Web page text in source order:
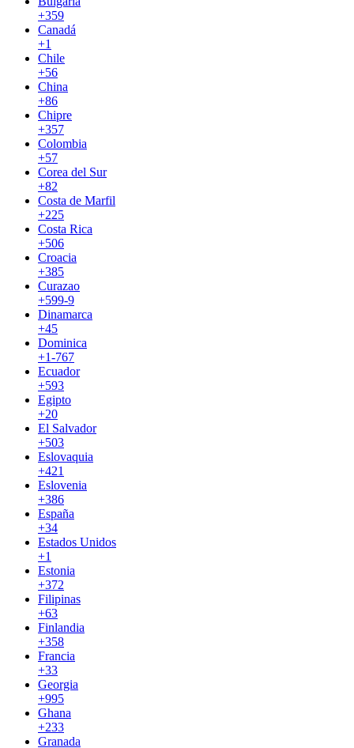
+359
Canadá
+1
Chile
+56
China
+86
Chipre
+357
Colombia
+57
Corea del Sur
+82
Costa de Marfil
+225
Costa Rica
+506
Croacia
+385
Curazao
+599-9
Dinamarca
+45
Dominica
+1-767
Ecuador
+593
Egipto
+20
El Salvador
+503
Eslovaquia
+421
Eslovenia
+386
España
+34
Estados Unidos
+1
Estonia
+372
Filipinas
+63
Finlandia
+358
Francia
+33
Georgia
+995
Ghana
+233
Granada